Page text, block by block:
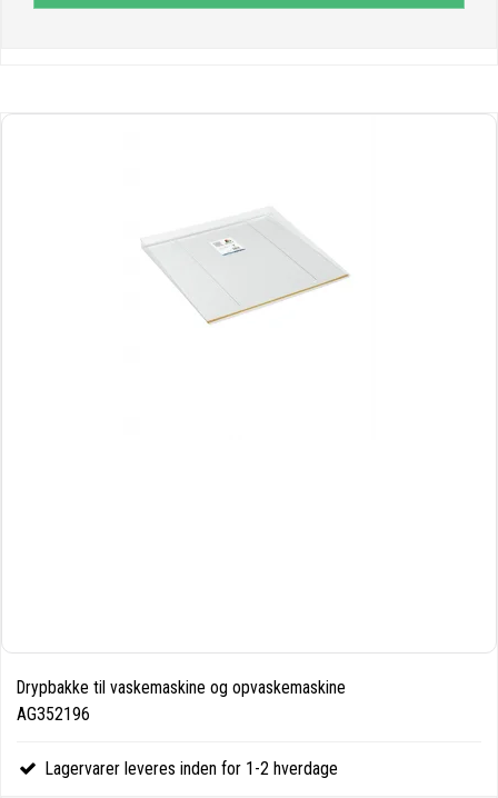
Drypbakke til vaskemaskine og opvaskemaskine
AG352196
Lagervarer leveres inden for 1-2 hverdage